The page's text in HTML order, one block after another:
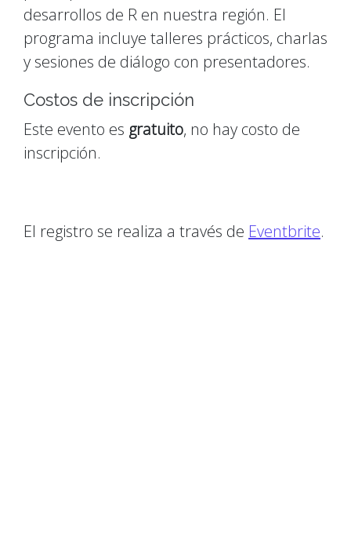
desarrollos de R en nuestra región. El
programa incluye talleres prácticos, charlas
y sesiones de diálogo con presentadores.
Costos de inscripción
Este evento es gratuito, no hay costo de
inscripción.
El registro se realiza a través de Eventbrite.